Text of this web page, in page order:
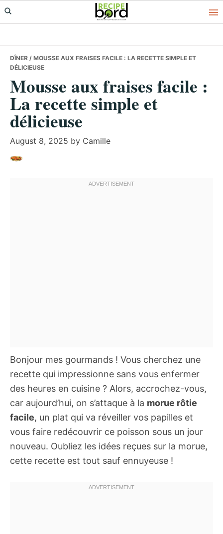
Skip
to
Skip
to
Skip
to
DÎNER / MOUSSE AUX FRAISES FACILE : LA RECETTE SIMPLE ET
DÉLICIEUSE
Mousse aux fraises facile :
La recette simple et
délicieuse
August 8, 2025 by Camille
Bonjour mes gourmands ! Vous cherchez une
recette qui impressionne sans vous enfermer
des heures en cuisine ? Alors, accrochez-vous,
car aujourd’hui, on s’attaque à la morue rôtie
facile, un plat qui va réveiller vos papilles et
vous faire redécouvrir ce poisson sous un jour
nouveau. Oubliez les idées reçues sur la morue,
cette recette est tout sauf ennuyeuse !